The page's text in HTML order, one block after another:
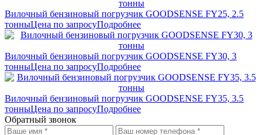
Вилочный бензиновый погрузчик GOODSENSE FY25, 2.5
тонныЦена по запросуПодробнее
Вилочный бензиновый погрузчик GOODSENSE FY30, 3
тонныЦена по запросуПодробнее
Вилочный бензиновый погрузчик GOODSENSE FY35, 3.5
тонныЦена по запросуПодробнее
Обратный звонок